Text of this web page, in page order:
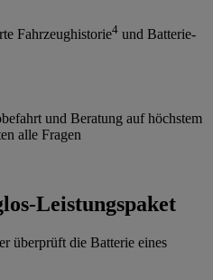
Fahrzeughistorie4 und Batterie-
und Beratung auf höchstem
alle Fragen
Leistungspaket